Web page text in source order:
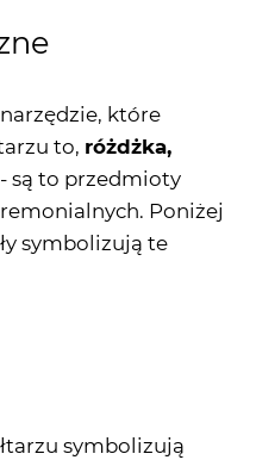
które
to, różdżka,
- są to przedmioty
Poniżej
symbolizują te
symbolizują